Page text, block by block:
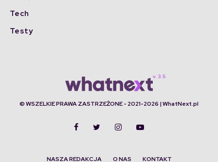
Tech
Testy
© WSZELKIE PRAWA ZASTRZEŻONE - 2021-2026 | WhatNext.pl
NASZA REDAKCJA O NAS KONTAKT